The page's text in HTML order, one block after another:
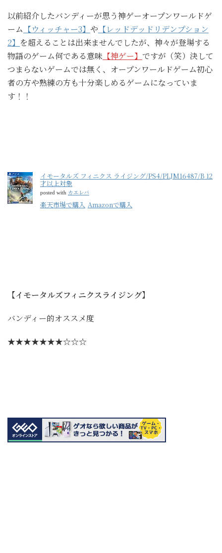
以前紹介したバンディーが思う神ゲーオープンワールドゲ
ーム 【ウィッチャー3】 や 【レッドデッドリデンプション
2】 を超えることは出来ませんでしたが、神々が登場する
物語のゲーム何である意味 【神ゲー】 ですが（笑）決して
つまらないゲームでは無く、オープンワールドゲーム初心
者の方や熟練の方も十分楽しめるゲームになっていま
す！！
イモータルズ フィニクス ライジング/PS4/PLJM16487/B 12
才以上対象
posted with カエレバ
楽天市場で購入 Amazonで購入
【イモータルズフィニクスライジング】
バンディー的オススメ度
★★★★★★★☆☆☆